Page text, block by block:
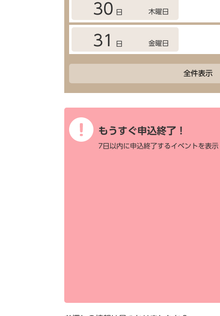
30 日 木曜日
31 日 金曜日
全件表示
もうすぐ申込終了！
7日以内に申込終了するイベントを表示